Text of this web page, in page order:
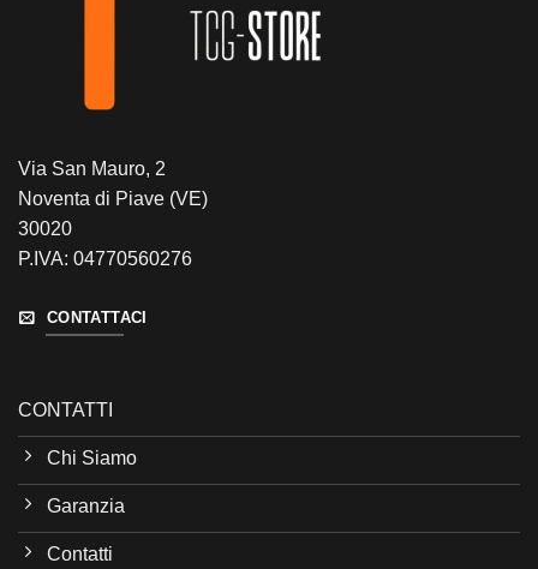
Via San Mauro, 2
Noventa di Piave (VE)
30020
P.IVA: 04770560276
CONTATTACI
CONTATTI
Chi Siamo
Garanzia
Contatti